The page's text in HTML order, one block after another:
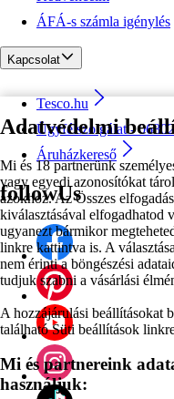
Adatvédelmi
Mi és 18 partnerünk
vagy egyedi azonosítókat
azokhoz. Az Összes
kiválasztásával elfogadhatod
ugyanezt bármikor
linkre kattintva is. A
nem érinti a böngészési
tudjuk szabni a vásárlási
A hozzájárulási beállításokat
található Süti beállítások
Mi és partnereink
használjuk:
ÁFÁ-s számla igénylés
Kapcsolat
Tesco.hu
Ügyfélszolgálat -
Áruházkereső
followUs